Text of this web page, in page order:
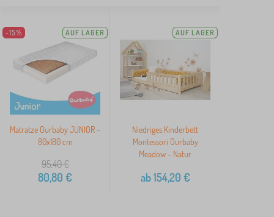
-15% AUF LAGER
Matratze Ourbaby JUNIOR -
80x180 cm
95,40€
80,80 €
AUF LAGER
Niedriges Kinderbett
Montessori Ourbaby
Meadow - Natur
ab154,20 €